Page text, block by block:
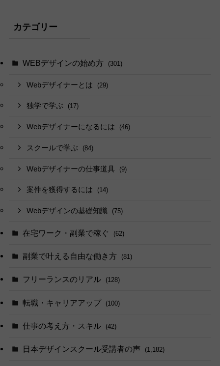
カテゴリー
WEBデザインの始め方 (301)
Webデザイナーとは (29)
独学で学ぶ (17)
Webデザイナーになるには (46)
スクールで学ぶ (84)
Webデザイナーの仕事道具 (9)
案件を獲得するには (14)
Webデザインの基礎知識 (75)
在宅ワーク・副業で稼ぐ (62)
副業で叶える自由な働き方 (81)
フリーランスのリアル (128)
転職・キャリアアップ (100)
仕事の考え方・スキル (42)
日本デザインスクール受講者の声 (1,182)